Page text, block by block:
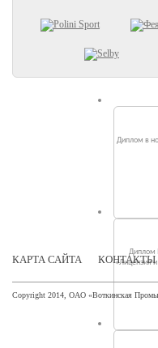
Диплом в
Диплом
«Лицензия
КАРТА САЙТА КОНТАКТЫ
Copyright 2014, ОАО «Воткинская